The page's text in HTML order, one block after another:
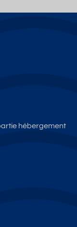
hébergement